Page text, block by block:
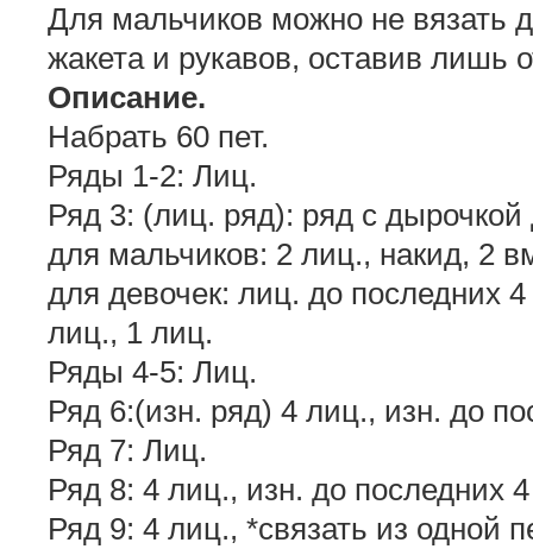
Для мальчиков можно не вязать
жакета и рукавов, оставив лишь
Описание.
Набрать 60 пет.
Ряды 1-2: Лиц.
Ряд 3: (лиц. ряд): ряд с дырочкой
для мальчиков: 2 лиц., накид, 2
для девочек: лиц. до последних
лиц., 1 лиц.
Ряды 4-5: Лиц.
Ряд 6:(изн. ряд) 4 лиц., изн. до
Ряд 7: Лиц.
Ряд 8: 4 лиц., изн. до последних
Ряд 9: 4 лиц., *связать из одной